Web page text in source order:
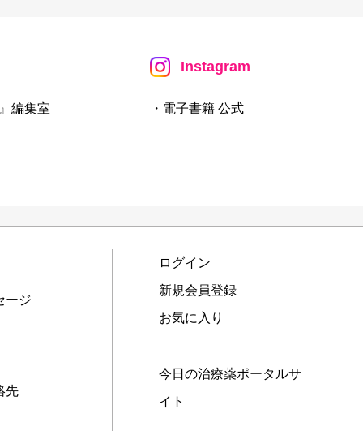
編集室
Instagram
・電子書籍 公式
ージ
先
ログイン
新規会員登録
お気に入り
今日の治療薬ポータルサ
イト